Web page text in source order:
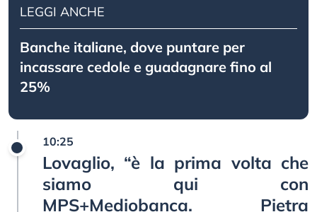
LEGGI ANCHE
Banche italiane, dove puntare per
incassare cedole e guadagnare fino al
25%
10:25
Lovaglio, “è la prima volta che
siamo qui con
MPS+Mediobanca. Pietra